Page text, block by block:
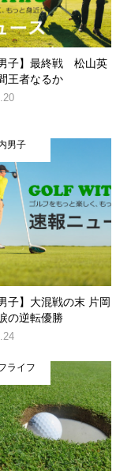
男子】最終戦 松山英
王者なるか
男子
子】大混戦の末 片岡
の逆転優勝
ライフ